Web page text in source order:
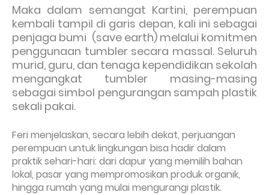
Maka dalam semangat Kartini, perempuan
kembali tampil di garis depan, kali ini sebagai
penjaga bumi (save earth) melalui komitmen
penggunaan tumbler secara massal. Seluruh
murid, guru, dan tenaga kependidikan sekolah
mengangkat tumbler masing-masing
sebagai simbol pengurangan sampah plastik
sekali pakai.
Feri menjelaskan, secara lebih dekat, perjuangan
perempuan untuk lingkungan bisa hadir dalam
praktik sehari-hari: dari dapur yang memilih bahan
lokal, pasar yang mempromosikan produk organik,
hingga rumah yang mulai mengurangi plastik.